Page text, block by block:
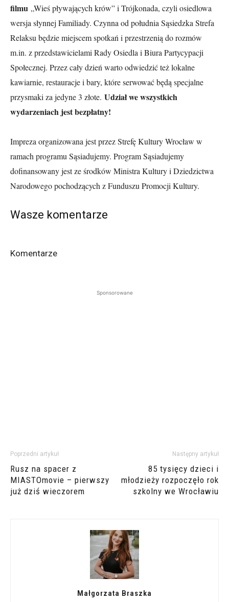
filmu „Wieś pływających krów” i Trójkonada, czyli osiedlowa
wersja słynnej Familiady. Czynna od południa Sąsiedzka Strefa
Relaksu będzie miejscem spotkań i przestrzenią do rozmów
m.in. z przedstawicielami Rady Osiedla i Biura Partycypacji
Społecznej. Przez cały dzień warto odwiedzić też lokalne
kawiarnie, restauracje i bary, które serwować będą specjalne
przysmaki za jedyne 3 złote. Udział we wszystkich
wydarzeniach jest bezpłatny!
Impreza organizowana jest przez Strefę Kultury Wrocław w
ramach programu Sąsiadujemy. Program Sąsiadujemy
dofinansowany jest ze środków Ministra Kultury i Dziedzictwa
Narodowego pochodzących z Funduszu Promocji Kultury.
Wasze komentarze
Komentarze
Sponsorowane
Poprzedni artykuł
Rusz na spacer z
MIASTOmovie – pierwszy
już dziś wieczorem
Następny artykuł
85 tysięcy dzieci i
młodzieży rozpoczęło rok
szkolny we Wrocławiu
Małgorzata Braszka